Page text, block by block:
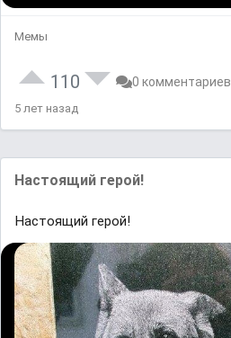
Мемы
110 0 комментариев
5 лет назад
Настоящий герой!
Настоящий герой!